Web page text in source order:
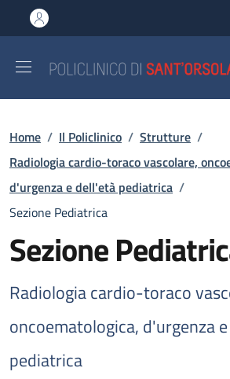
al contenuto principale
to footer content
Briciole di pane
Home / Il Policlinico / Strutture /
Radiologia cardio-toraco vascolare,
d'urgenza e dell'età pediatrica /
Sezione Pediatrica
Sezione
Radiologia cardio-toraco
oncoematologica, d'urgenza
pediatrica